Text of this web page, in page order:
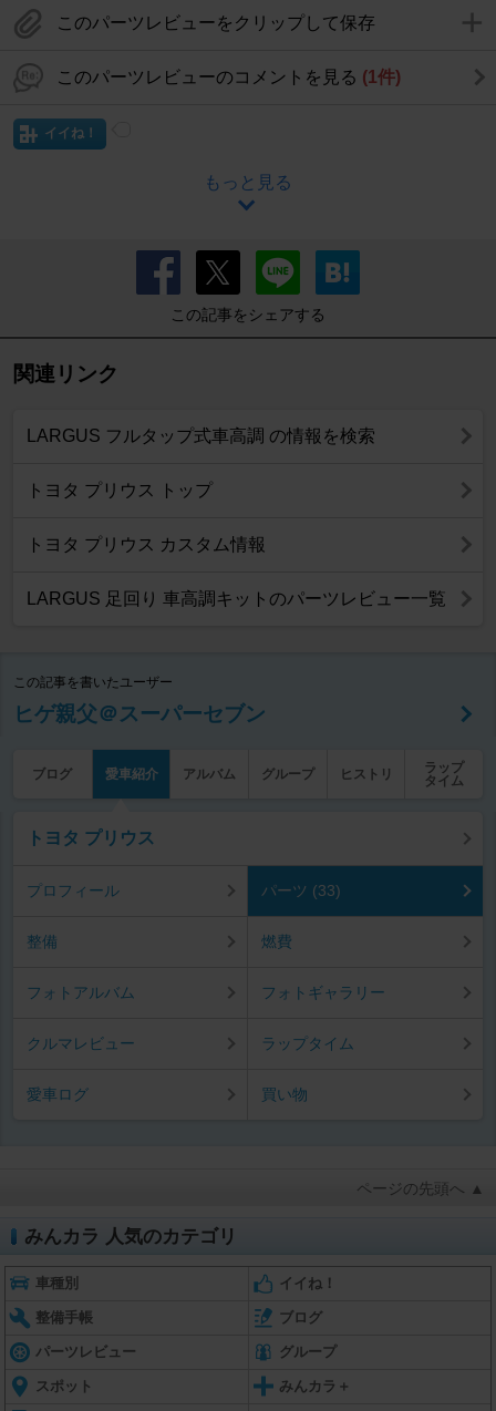
このパーツレビューをクリップして保存
このパーツレビューのコメントを見る (1件)
イイね！
もっと見る
この記事をシェアする
関連リンク
LARGUS フルタップ式車高調 の情報を検索
トヨタ プリウス トップ
トヨタ プリウス カスタム情報
LARGUS 足回り 車高調キットのパーツレビュー一覧
この記事を書いたユーザー
ヒゲ親父＠スーパーセブン
ブログ 愛車紹介 アルバム グループ ヒストリ
ラップ
タイム
トヨタ プリウス
プロフィール パーツ (33)
整備 燃費
フォトアルバム フォトギャラリー
クルマレビュー ラップタイム
愛車ログ 買い物
ページの先頭へ ▲
みんカラ 人気のカテゴリ
車種別 イイね！
整備手帳 ブログ
パーツレビュー グループ
スポット みんカラ＋